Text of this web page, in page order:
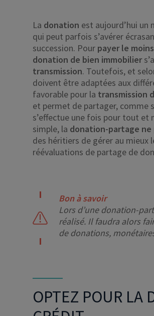
La donation est aujourd’hui un
qui peut parfois s’avérer
succession. Pour payer le
donation de bien immobilier
transmission. Toutefois, et
doivent être adaptées aux
favorable pour la transmission
et permet de partager, comme
s’effectue une fois pour tout et
simple, la donation-partage ne
des héritiers de gérer au
réévaluations de partage de
Bon à savoir
Lors d’une donation-
réalisé. Il faudra alors
de donations,
OPTEZ POUR LA